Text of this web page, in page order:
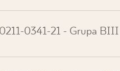
0341-21 - Grupa BIII